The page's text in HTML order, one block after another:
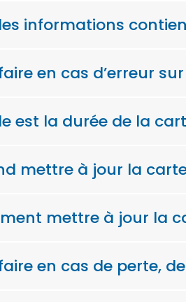
informations
en cas d’erreur
est la durée de la
mettre à jour la
mettre à jour la
en cas de perte,